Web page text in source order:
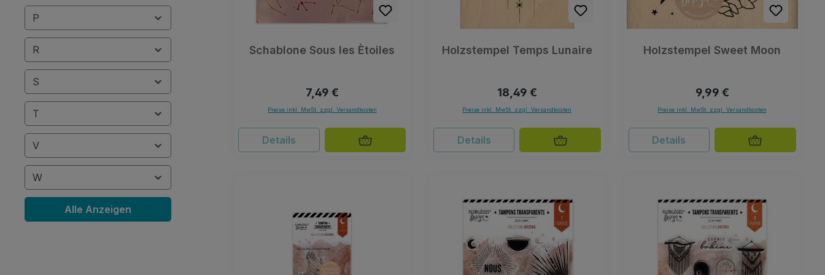
P
R
S
T
V
W
Alle Anzeigen
Schablone Sous les Ètoiles
Regulärer Preis:
7,49 €
Preise inkl. MwSt. zzgl. Versandkosten
Details
Holzstempel Temps Lunaire
Regulärer Preis:
18,49 €
Preise inkl. MwSt. zzgl. Versandkosten
Details
Holzstempel Sweet Moon
Regulärer Preis:
9,99 €
Preise inkl. MwSt. zzgl. Versandkosten
Details